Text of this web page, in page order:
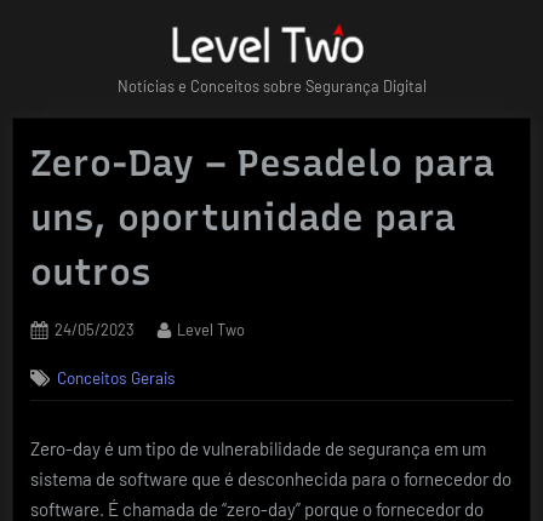
Notícias e Conceitos sobre Segurança Digital
Zero-Day – Pesadelo para
uns, oportunidade para
outros
Posted
24/05/2023 By
Level Two
Conceitos Gerais
Zero-day é um tipo de vulnerabilidade de segurança em um
sistema de software que é desconhecida para o fornecedor do
software. É chamada de “zero-day” porque o fornecedor do